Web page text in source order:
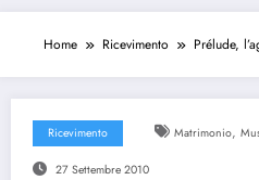
Home Ricevimento Prélude,
Ricevimento Matrimonio,
27 Settembre 2010